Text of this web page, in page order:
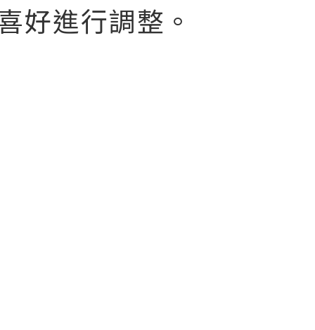
好進行調整。